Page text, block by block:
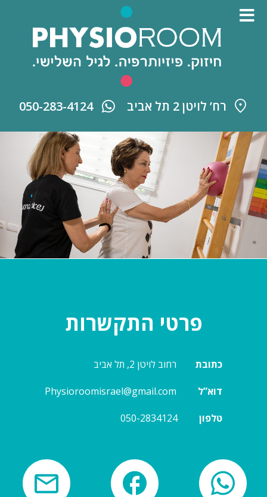
רח’ לויטן 2 תל אביב 050-283-4124
פרטי התקשרות
כתובת רחוב לויטן 2, תל אביב
דוא”ל Physioroomisrael@gmail.com
טלפון 050-2834124